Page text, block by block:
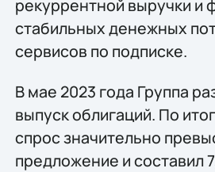
рекуррентной выручки и
стабильных денежных
сервисов по подписке.
В мае 2023 года Группа
выпуск облигаций. По
спрос значительно
предложение и составил